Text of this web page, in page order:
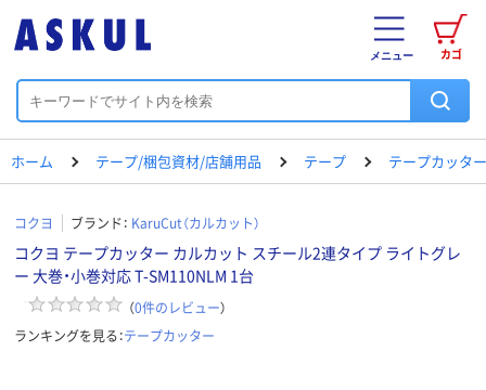
カゴ
メニュー
ホーム テープ/梱包資材/店舗用品 テープ テープカッター
コクヨ ブランド： KaruCut（カルカット）
コクヨ テープカッター カルカット スチール2連タイプ ライトグレ
ー 大巻・小巻対応 T-SM110NLM 1台
（0件のレビュー）
ランキングを見る：テープカッター